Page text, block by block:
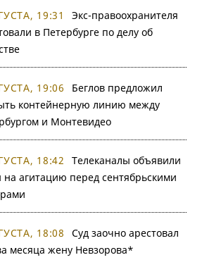
19:31
Экс-правоохранителя
в Петербурге по делу об
19:06
Беглов предложил
контейнерную линию между
и Монтевидео
18:42
Телеканалы объявили
агитацию перед сентябрьскими
18:08
Суд заочно арестовал
месяца жену Невзорова*